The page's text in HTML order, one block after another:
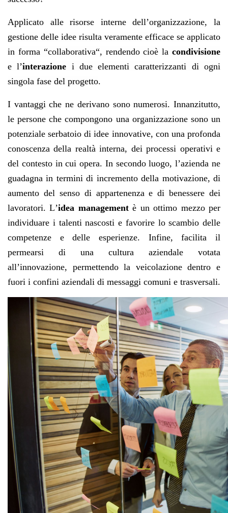
Applicato alle risorse interne dell’organizzazione, la
gestione delle idee risulta veramente efficace se applicato
in forma “collaborativa“, rendendo cioè la condivisione
e l’interazione i due elementi caratterizzanti di ogni
singola fase del progetto.
I vantaggi che ne derivano sono numerosi. Innanzitutto,
le persone che compongono una organizzazione sono un
potenziale serbatoio di idee innovative, con una profonda
conoscenza della realtà interna, dei processi operativi e
del contesto in cui opera. In secondo luogo,l’azienda ne
guadagna in termini di incremento della motivazione, di
aumento del senso di appartenenza e dibenessere dei
lavoratori. L’idea managementè un ottimo mezzo per
individuare i talenti nascosti e favorire lo scambio delle
competenze e delle esperienze. Infine, facilita il
permearsi di una cultura aziendale votata
all’innovazione, permettendo la veicolazione dentro e
fuori i confini aziendali di messaggi comuni e trasversali.